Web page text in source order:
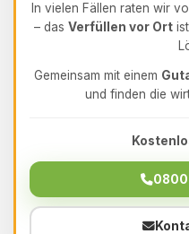
In vielen Fällen raten wir
– das Verfüllen vor Ort
Gemeinsam mit einem
und finden die
0800